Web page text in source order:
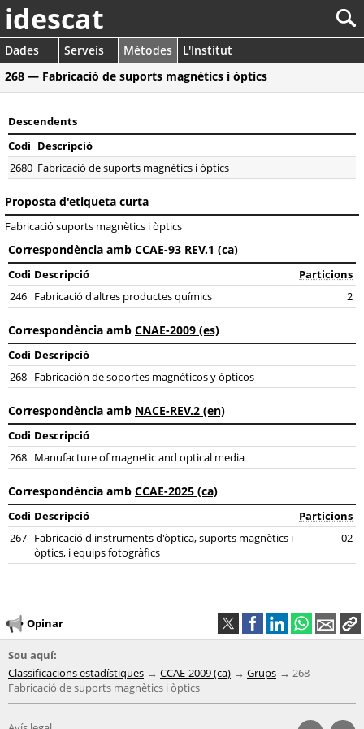
idescat
Dades Serveis Mètodes
L'Institut
268 — Fabricació de suports magnètics i òptics
Descendents
Codi Descripció
2680 Fabricació de suports magnètics i òptics
Proposta d'etiqueta curta
Fabricació suports magnètics i òptics
Correspondència amb CCAE-93 REV.1 (ca)
Codi Descripció
Particions
246 Fabricació d'altres productes químics 2
Correspondència amb CNAE-2009 (es)
Codi Descripció
268 Fabricación de soportes magnéticos y ópticos
Correspondència amb NACE-REV.2 (en)
Codi Descripció
268 Manufacture of magnetic and optical media
Correspondència amb CCAE-2025 (ca)
Codi Descripció
Particions
267 Fabricació d'instruments d'òptica, suports magnètics i
òptics, i equips fotogràfics
02
Opinar
Sou aquí:
Classificacions estadístiques
CCAE-2009 (ca) Grups
268 —
Fabricació de suports magnètics i òptics